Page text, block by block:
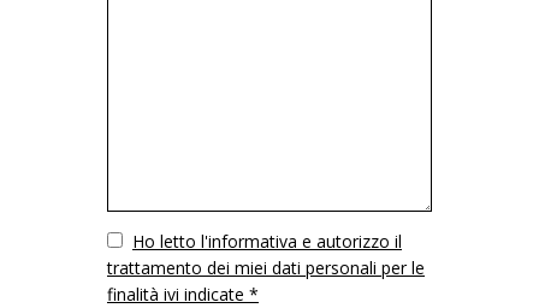
VuotoHo letto l'informativa e autorizzo il
trattamento dei miei dati personali per le
finalità ivi indicate *